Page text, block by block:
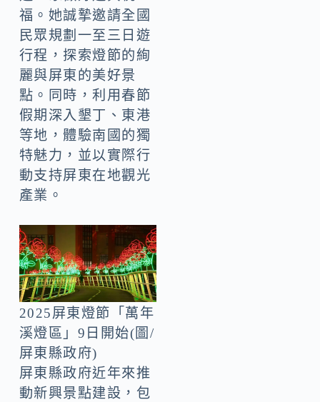
福。她誠摯邀請全國
民眾規劃一至三日遊
行程，探索燈節的絢
麗與屏東的美好景
點。同時，利用春節
假期深入墾丁、東港
等地，體驗南國的獨
特魅力，並以實際行
動支持屏東在地觀光
產業。
2025屏東燈節「萬年
溪燈區」9日開始(圖/
屏東縣政府)
屏東縣政府近年來推
動新興景點建設，包